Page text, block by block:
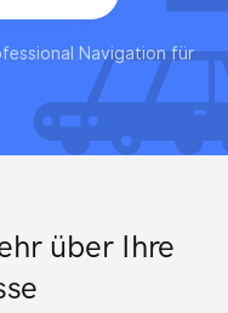
Navigation für
über Ihre